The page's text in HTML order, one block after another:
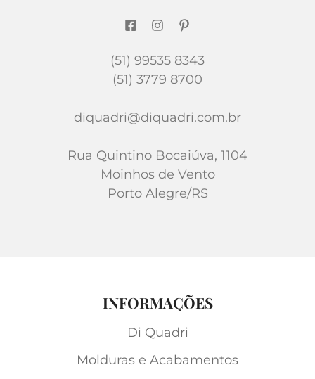
(51) 99535 8343
(51) 3779 8700
diquadri@diquadri.com.br
Rua Quintino Bocaiúva, 1104
Moinhos de Vento
Porto Alegre/RS
INFORMAÇÕES
Di Quadri
Molduras e Acabamentos